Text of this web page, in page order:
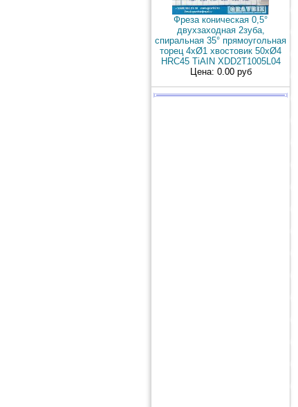
Фреза коническая 0,5°
двухзаходная 2зуба,
спиральная 35° прямоугольная
торец 4xØ1 хвостовик 50хØ4
HRC45 TiAIN XDD2T1005L04
Цена: 0.00 руб